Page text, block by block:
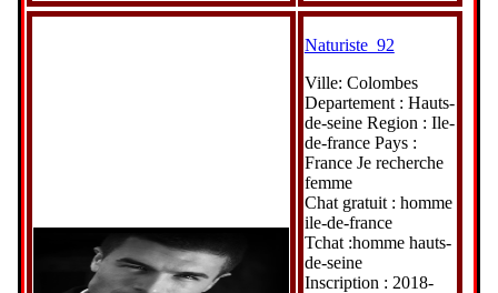
Naturiste_92
Ville: Colombes
Departement : Hauts-
de-seine Region : Ile-
de-france Pays :
France Je recherche
femme
Chat gratuit : homme
ile-de-france
Tchat :homme hauts-
de-seine
Inscription : 2018-